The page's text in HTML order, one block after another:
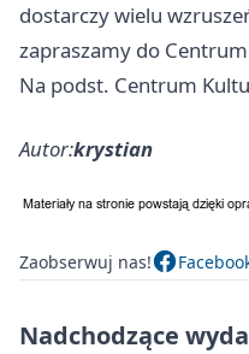
dostarczy wielu
zapraszamy do
Na podst. Centrum
Autor:krystian
Zaobserwuj nas!
Nadchodzące